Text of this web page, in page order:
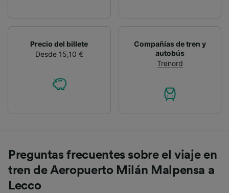
Precio del billete
Desde 15,10 €
Compañías de tren y
autobús
Trenord
Preguntas frecuentes sobre el viaje en
tren de Aeropuerto Milán Malpensa a
Lecco